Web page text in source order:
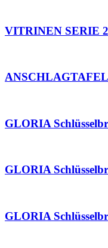
VITRINEN SERIE
GLORIA
GLORIA
GLORIA